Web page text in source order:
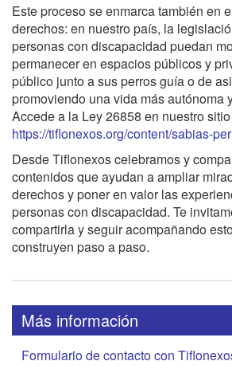
Este proceso se enmarca también en
derechos: en nuestro país, la
personas con discapacidad puedan
permanecer en espacios públicos y
público junto a sus perros guía o de
promoviendo una vida más autónoma
Accede a la Ley 26858 en nuestro
https://tiflonexos.org/content/sabias-
Desde Tiflonexos celebramos y
contenidos que ayudan a ampliar
derechos y poner en valor las
personas con discapacidad. Te
compartirla y seguir acompañando
construyen paso a paso.
Más información
Formulario de contacto con